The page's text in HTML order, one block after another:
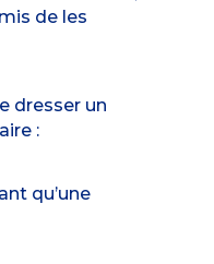
de les
dresser un
:
qu’une